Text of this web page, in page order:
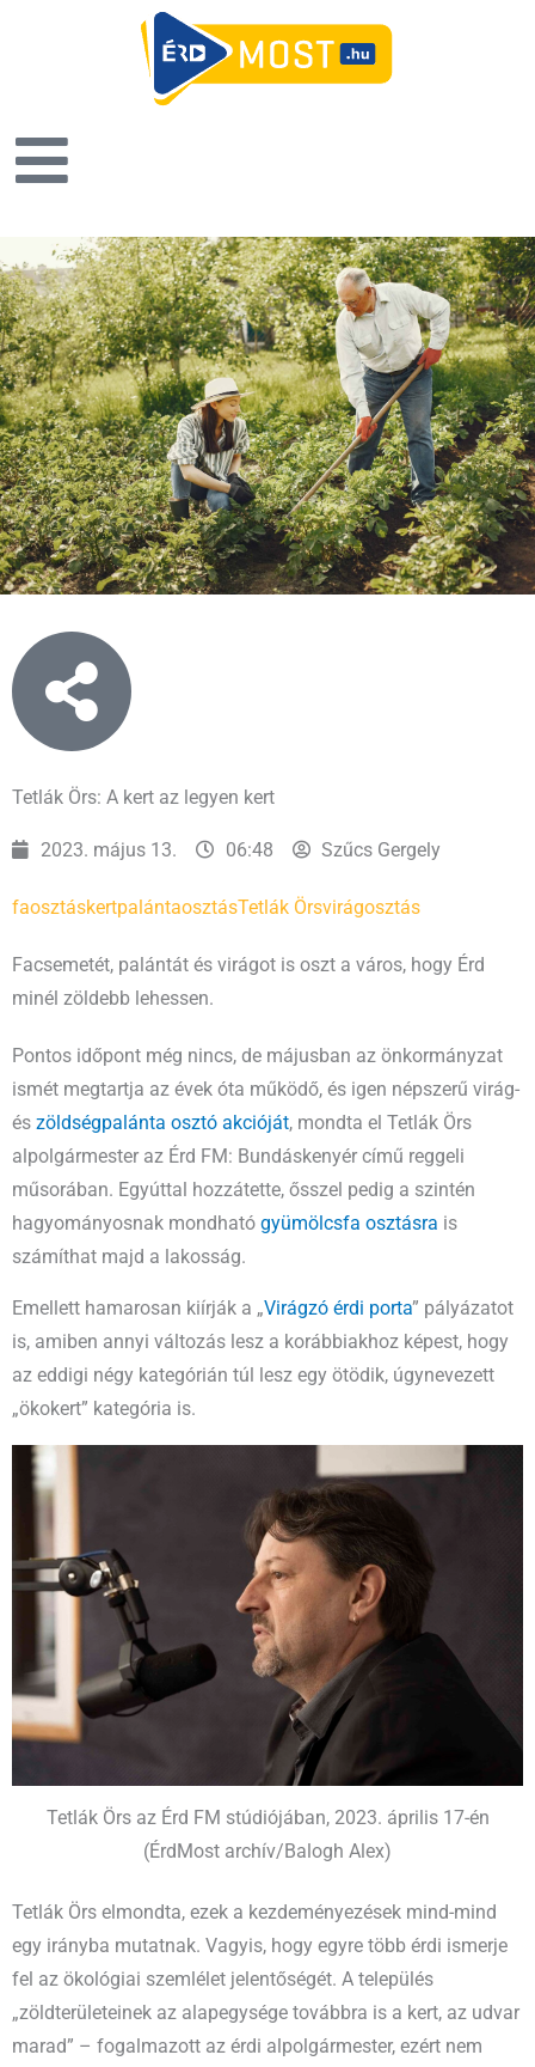
Tetlák Örs: A kert az legyen kert
2023. május 13. 06:48 Szűcs Gergely
faosztáskertpalántaosztásTetlák Örsvirágosztás
Facsemetét, palántát és virágot is oszt a város, hogy Érd
minél zöldebb lehessen.
Pontos időpont még nincs, de májusban az önkormányzat
ismét megtartja az évek óta működő, és igen népszerű virág-
és zöldségpalánta osztó akcióját, mondta el Tetlák Örs
alpolgármester az Érd FM: Bundáskenyér című reggeli
műsorában. Egyúttal hozzátette, ősszel pedig a szintén
hagyományosnak mondható gyümölcsfa osztásra is
számíthat majd a lakosság.
Emellett hamarosan kiírják a „Virágzó érdi porta” pályázatot
is, amiben annyi változás lesz a korábbiakhoz képest, hogy
az eddigi négy kategórián túl lesz egy ötödik, úgynevezett
„ökokert” kategória is.
Tetlák Örs az Érd FM stúdiójában, 2023. április 17-én
(ÉrdMost archív/Balogh Alex)
Tetlák Örs elmondta, ezek a kezdeményezések mind-mind
egy irányba mutatnak. Vagyis, hogy egyre több érdi ismerje
fel az ökológiai szemlélet jelentőségét. A település
„zöldterületeinek az alapegysége továbbra is a kert, az udvar
marad” – fogalmazott az érdi alpolgármester, ezért nem